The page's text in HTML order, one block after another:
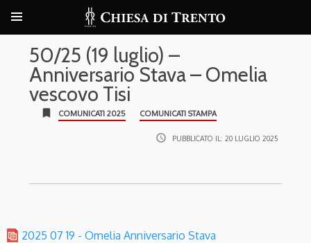
50/25 (19 luglio) –
Anniversario Stava – Omelia
vescovo Tisi
bookmark COMUNICATI 2025 COMUNICATI STAMPA
access_time PUBBLICATO IL: 20 LUGLIO 2025
2025 07 19 - Omelia Anniversario Stava